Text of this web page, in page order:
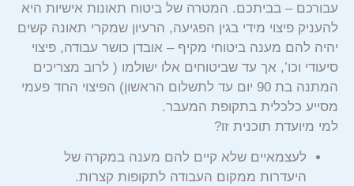
עבורכם – בביתכם. המטרה של ביטוח תאונות אישיות היא
להעניק פיצוי מידי בגין הפגיעה, הרעיון שמקרי תאונה קשים
יהיה להם מענה ביטוחי מקיף – אובדן כושר עבודה, פיצוי
סיעודי וכו’, אך עד שביטוחים אלו ישולמו ( לרוב מצריכים
המתנה בת 90 יום עד לתשלום הראשון) הפיצוי החד פעמי
מסייע כלכלית בתקופת המעבר.
למי מיועדת תוכנית זו?
לעצמאיים שלא קיים להם מענה במקרה של
היעדרות ממקום העבודה לתקופות קצרות.